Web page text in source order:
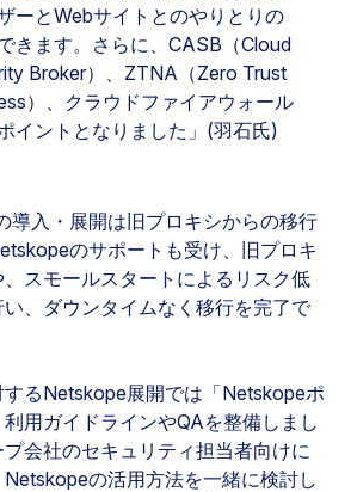
ーとWebサイトとのやりとりの
きます。さらに、CASB（Cloud
Broker）、ZTNA（Zero Trust
）、クラウドファイアウォール
イントとなりました」(羽石氏)
導入・展開は旧プロキシからの移行
のサポートも受け、旧プロキ
スモールスタートによるリスク低
、ダウンタイムなく移行を完了で
るNetskope展開では「Netskopeポ
用ガイドラインやQAを整備しまし
会社のセキュリティ担当者向けに
の活用方法を一緒に検討し